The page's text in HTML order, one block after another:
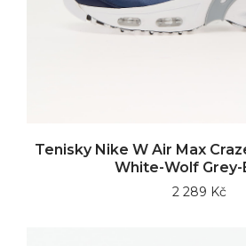
Tenisky Nike W Air Max
White-Wolf
2 289 Kč